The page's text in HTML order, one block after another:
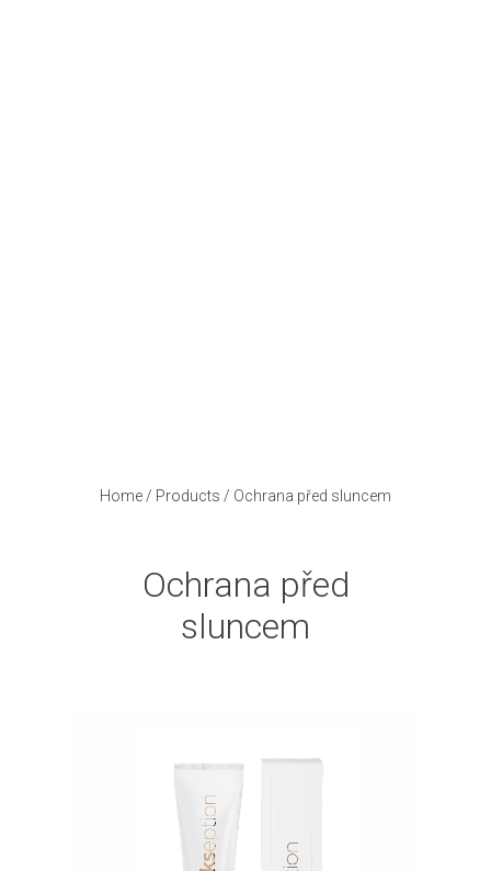
Home/ Products / Ochrana před sluncem
Ochrana před
sluncem